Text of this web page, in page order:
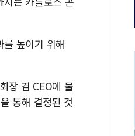
높이기 위해
장 겸 CEO에 물
통해 결정된 것